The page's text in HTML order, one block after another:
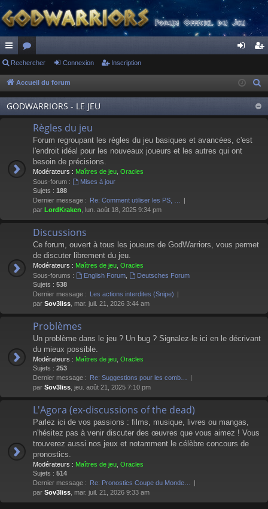
ac
co
ur
ci
or
u
m
s
ne
xi
on
cri
pti
on
Rechercher Connexion Inscription
Accueil du forum
GODWARRIORS - LE JEU
Règles du jeu
Forum regroupant les règles du jeu basiques et avancées, c'est
l'endroit idéal pour les nouveaux joueurs et les autres qui ont
besoin de précisions.
Modérateurs : Maîtres de jeu Oracles
Sous-forum :
Mises à jour
Sujets : 188
Dernier message : Re: Comment utiliser les PS, …
par LordKraken , lun. août 18, 2025 9:34 pm
Discussions
Ce forum, ouvert à tous les joueurs de GodWarriors, vous permet
de discuter librement du jeu.
Modérateurs : Maîtres de jeu Oracles
Sous-forums :
English Forum,
Deutsches Forum
Sujets : 538
Dernier message : Les actions interdites (Snipe)
par Sov3liss , mar. juil. 21, 2026 3:44 am
Problèmes
Un problème dans le jeu ? Un bug ? Signalez-le ici en le décrivant
du mieux possible.
Modérateurs : Maîtres de jeu Oracles
Sujets : 253
Dernier message : Re: Suggestions pour les comb…
par Sov3liss , jeu. août 21, 2025 7:10 pm
L'Agora (ex-discussions of the dead)
Parlez ici de vos passions : films, musique, livres ou mangas,
n'hésitez pas à venir discuter des œuvres que vous aimez ! Vous
trouverez aussi nos jeux et notamment le célèbre concours de
pronostics.
Modérateurs : Maîtres de jeu Oracles
Sujets : 514
Dernier message : Re: Pronostics Coupe du Monde…
par Sov3liss , mar. juil. 21, 2026 9:33 am